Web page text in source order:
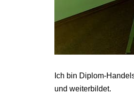
Ich bin Diplom-
und weiterbildet.